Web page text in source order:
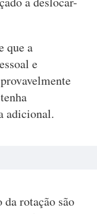
que a
e
adicional.
rotação são